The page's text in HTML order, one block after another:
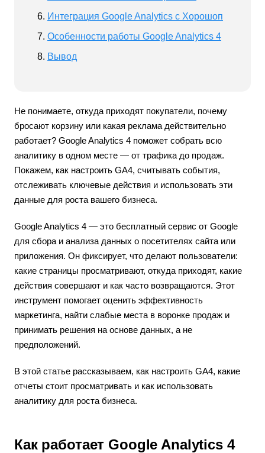
Интеграция Google Analytics с Хорошоп
Особенности работы Google Analytics 4
Вывод
Не понимаете, откуда приходят покупатели, почему
бросают корзину или какая реклама действительно
работает? Google Analytics 4 поможет собрать всю
аналитику в одном месте — от трафика до продаж.
Покажем, как настроить GA4, считывать события,
отслеживать ключевые действия и использовать эти
данные для роста вашего бизнеса.
Google Analytics 4 — это бесплатный сервис от Google
для сбора и анализа данных о посетителях сайта или
приложения. Он фиксирует, что делают пользователи:
какие страницы просматривают, откуда приходят, какие
действия совершают и как часто возвращаются. Этот
инструмент помогает оценить эффективность
маркетинга, найти слабые места в воронке продаж и
принимать решения на основе данных, а не
предположений.
В этой статье рассказываем, как настроить GA4, какие
отчеты стоит просматривать и как использовать
аналитику для роста бизнеса.
Как работает Google Analytics 4